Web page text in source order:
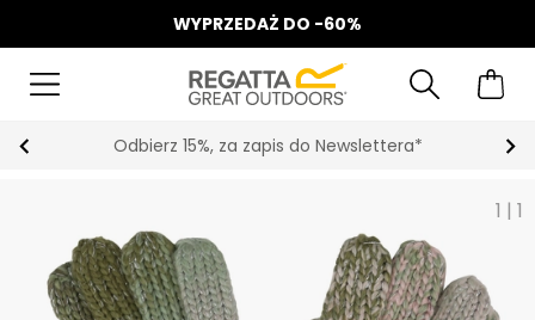
WYPRZEDAŻ DO -60%
Odbierz 15%, za zapis do Newslettera*
1 | 1